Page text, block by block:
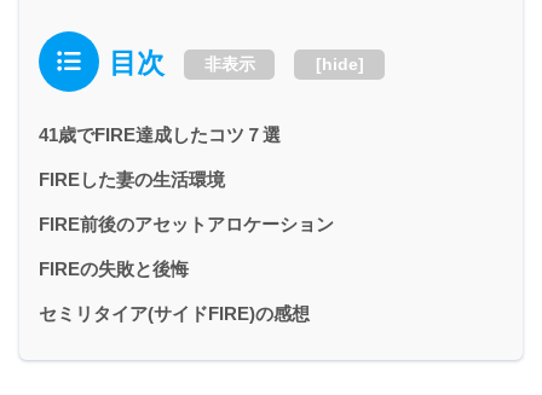
目次 非表示 [hide]
41歳でFIRE達成したコツ７選
FIREした妻の生活環境
FIRE前後のアセットアロケーション
FIREの失敗と後悔
セミリタイア(サイドFIRE)の感想